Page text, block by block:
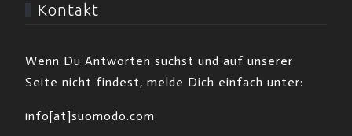
Kontakt
Wenn Du Antworten suchst und auf unserer
Seite nicht findest, melde Dich einfach unter:
info[at]suomodo.com